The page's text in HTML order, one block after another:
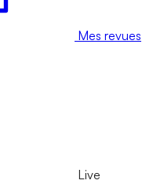
Mes revues
Live